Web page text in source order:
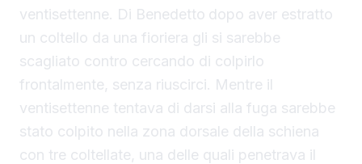
ventisettenne. Di Benedetto dopo aver estratto
un coltello da una fioriera gli si sarebbe
scagliato contro cercando di colpirlo
frontalmente, senza riuscirci. Mentre il
ventisettenne tentava di darsi alla fuga sarebbe
stato colpito nella zona dorsale della schiena
con tre coltellate, una delle quali penetrava il